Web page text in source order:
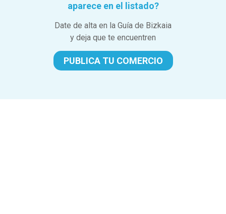
aparece en el listado?
Date de alta en la Guía de Bizkaia
y deja que te encuentren
PUBLICA TU COMERCIO